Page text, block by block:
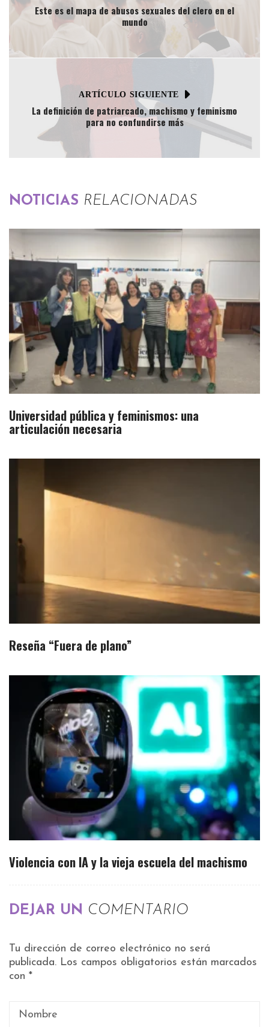
Este es el mapa de abusos sexuales del clero en el
mundo
ARTÍCULO SIGUIENTE
La definición de patriarcado, machismo y feminismo
para no confundirse más
NOTICIAS RELACIONADAS
Universidad pública y feminismos: una
articulación necesaria
Reseña “Fuera de plano”
Violencia con IA y la vieja escuela del machismo
DEJAR UN COMENTARIO
Tu dirección de correo electrónico no será
publicada. Los campos obligatorios están marcados
con *